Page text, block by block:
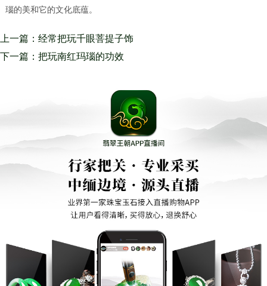
瑙的美和它的文化底蕴。
上一篇：经常把玩千眼菩提子饰
品会令表面形成一层包浆 久而
下一篇：把玩南红玛瑙的功效